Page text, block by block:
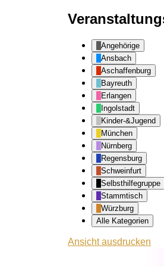
Angehörige
Ansbach
Aschaffenburg
Bayreuth
Erlangen
Ingolstadt
Kinder-&Jugend
München
Nürnberg
Regensburg
Schweinfurt
Selbsthilfegruppe
Stammtisch
Würzburg
Alle Kategorien
Ansichtausdrucken